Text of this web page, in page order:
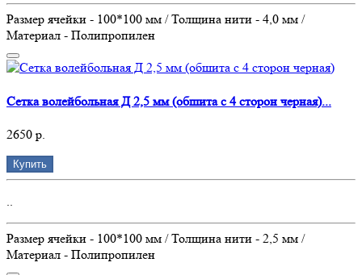
Размер ячейки - 100*100 мм / Толщина нити - 4,0 мм /
Материал - Полипропилен
Сетка волейбольная Д 2,5 мм (обшита с 4 сторон черная)...
2650 р.
Купить
..
Размер ячейки - 100*100 мм / Толщина нити - 2,5 мм /
Материал - Полипропилен